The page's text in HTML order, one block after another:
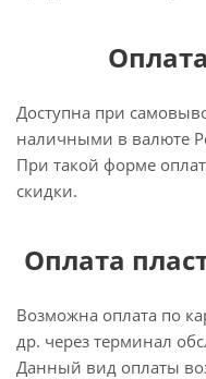
Доступна при
наличными в валюте
При такой форме
скидки.
Оплата
Возможна оплата по
др. через терминал
Данный вид оплаты